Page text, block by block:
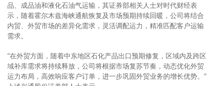
品、成品油和液化石油气运输，其证券部相关人士对时代财经表
示，随着霍尔木兹海峡通航恢复及市场预期持续回暖，公司将结合
内贸、外贸市场的差异化需求，灵活调配运力，精准匹配客户运输
需求。
“在外贸方面，随着中东地区石化产品出口预期修复，区域内及跨区
域补库需求将持续释放，公司将根据市场复苏节奏，动态优化外贸
运力布局，高效响应客户订单，进一步巩固外贸业务的增长优势。”